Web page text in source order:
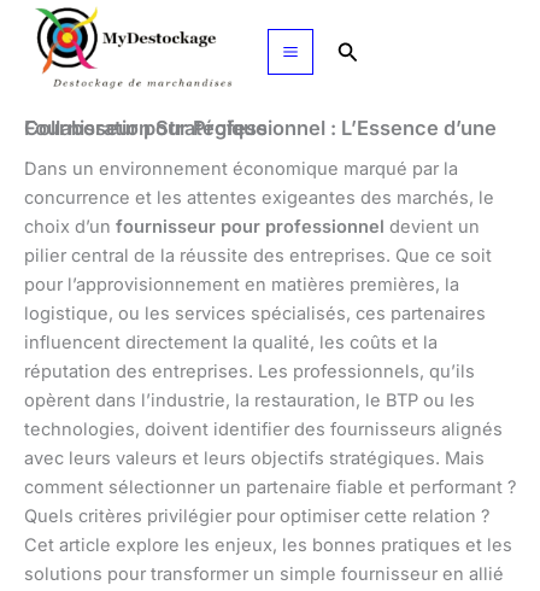
Aller
contenu
Rechercher
Fournisseur pour Professionnel : L’Essence d’une Collaboration Stratégique
Dans un environnement économique marqué par la
concurrence et les attentes exigeantes des marchés, le
choix d’un fournisseur pour professionnel devient un
pilier central de la réussite des entreprises. Que ce soit
pour l’approvisionnement en matières premières, la
logistique, ou les services spécialisés, ces partenaires
influencent directement la qualité, les coûts et la
réputation des entreprises. Les professionnels, qu’ils
opèrent dans l’industrie, la restauration, le BTP ou les
technologies, doivent identifier des fournisseurs alignés
avec leurs valeurs et leurs objectifs stratégiques. Mais
comment sélectionner un partenaire fiable et performant ?
Quels critères privilégier pour optimiser cette relation ?
Cet article explore les enjeux, les bonnes pratiques et les
solutions pour transformer un simple fournisseur en allié